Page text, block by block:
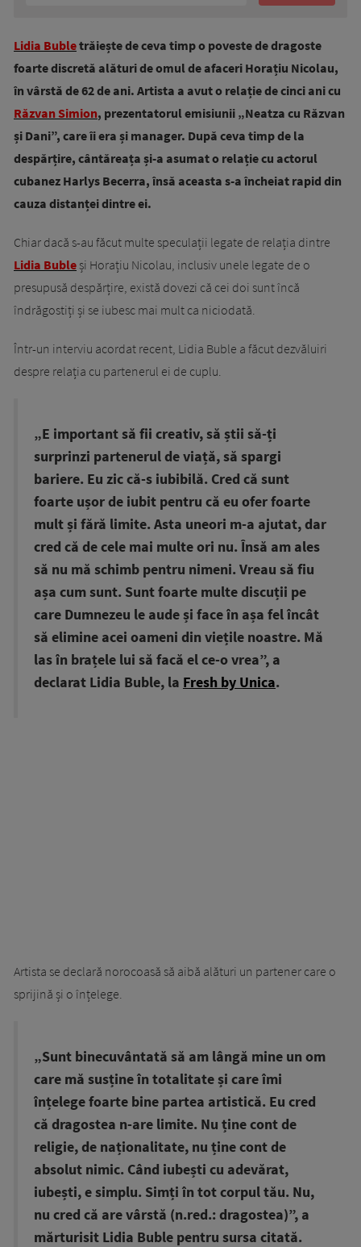
Lidia Bubletrăiește de ceva timp o poveste de dragoste
foarte discretă alături de omul de afaceri Horațiu Nicolau,
în vârstă de 62 de ani. Artista a avut o relație de cinci ani cu
Răzvan Simion, prezentatorul emisiunii „Neatza cu Răzvan
și Dani”, care îi era și manager. După ceva timp de la
despărțire, cântăreața și-a asumat o relație cu actorul
cubanez Harlys Becerra, însă aceasta s-a încheiat rapid din
cauza distanței dintre ei.
Chiar dacă s-au făcut multe speculații legate de relația dintre
Lidia Bubleși Horațiu Nicolau, inclusiv unele legate de o
presupusă despărțire, există dovezi că cei doi sunt încă
îndrăgostiți și se iubesc mai mult ca niciodată.
Într-un interviu acordat recent, Lidia Buble a făcut dezvăluiri
despre relația cu partenerul ei de cuplu.
„E important să fii creativ, să știi să-ți
surprinzi partenerul de viață, să spargi
bariere. Eu zic că-s iubibilă. Cred că sunt
foarte ușor de iubit pentru că eu ofer foarte
mult și fără limite. Asta uneori m-a ajutat, dar
cred că de cele mai multe ori nu. Însă am ales
să nu mă schimb pentru nimeni. Vreau să fiu
așa cum sunt. Sunt foarte multe discuții pe
care Dumnezeu le aude și face în așa fel încât
să elimine acei oameni din viețile noastre. Mă
las în brațele lui să facă el ce-o vrea”, a
declarat Lidia Buble, la Fresh by Unica.
Artista se declară norocoasă să aibă alături un partener care o
sprijină și o înțelege.
„Sunt binecuvântată să am lângă mine un om
care mă susține în totalitate și care îmi
înțelege foarte bine partea artistică. Eu cred
că dragostea n-are limite. Nu ține cont de
religie, de naționalitate, nu ține cont de
absolut nimic. Când iubești cu adevărat,
iubești, e simplu. Simți în tot corpul tău. Nu,
nu cred că are vârstă (n.red.: dragostea)”, a
mărturisit Lidia Buble pentru sursa citată.